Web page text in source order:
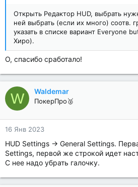
Открыть Редактор HUD, выбрать
ней выбрать (если их много) соотв.
указать в списке вариант Everyone
Хиро).
О, спасибо сработало!
W Waldemar
ПокерПро🥈
16 Янв 2023
HUD Settings -> General Settings.
Settings, первой же строкой идет
С нее надо убрать галочку.